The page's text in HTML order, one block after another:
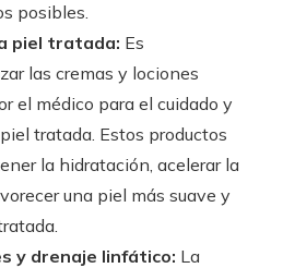
posibles.
piel tratada: Es
las cremas y lociones
el médico para el cuidado y
tratada. Estos productos
la hidratación, acelerar la
una piel más suave y
y drenaje linfático: La